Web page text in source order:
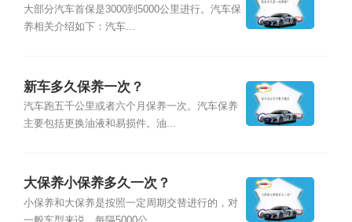
大部分汽车首保是3000到5000公里进行。汽车保
养相关介绍如下：汽车...
新车多久保养一次？
汽车跑五千公里或者六个月保养一次。汽车保养
主要包括更换油液和易损件。油...
大保养小保养多久一次？
小保养和大保养是按照一定周期交替进行的，对